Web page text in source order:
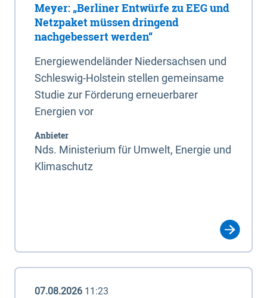
Meyer: „Berliner Entwürfe zu EEG und
Netzpaket müssen dringend
nachgebessert werden“
Energiewendeländer Niedersachsen und
Schleswig-Holstein stellen gemeinsame
Studie zur Förderung erneuerbarer
Energien vor
Anbieter
Nds. Ministerium für Umwelt, Energie und
Klimaschutz
07.08.2026 11:23